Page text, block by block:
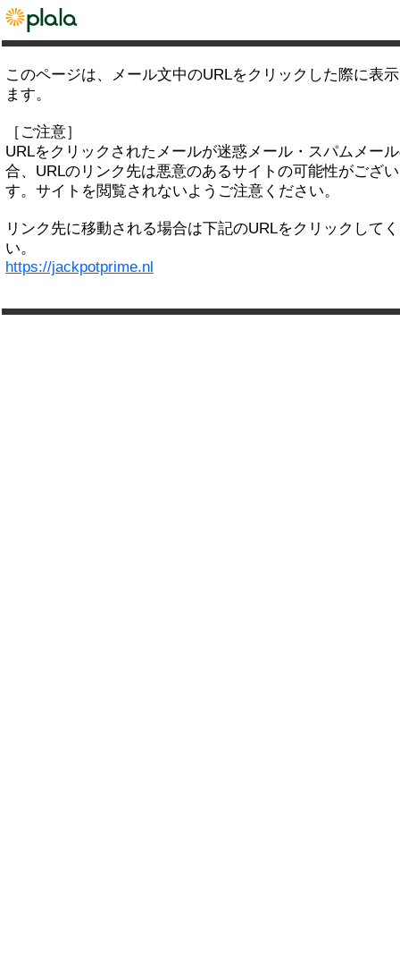
このページは、メール文中のURLをクリックした際に表
ます。
［ご注意］
URLをクリックされたメールが迷惑メール・スパムメー
合、URLのリンク先は悪意のあるサイトの可能性がござ
す。サイトを閲覧されないようご注意ください。
リンク先に移動される場合は下記のURLをクリックして
い。
https://jackpotprime.nl